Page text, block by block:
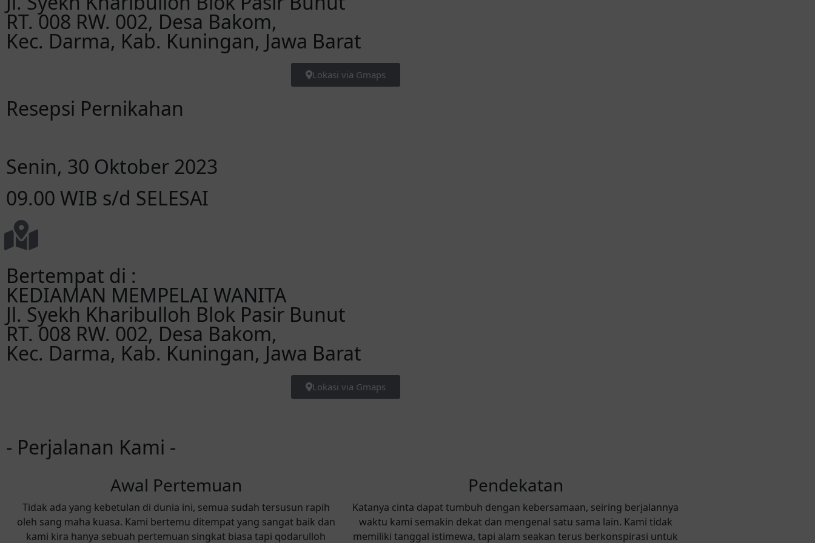
RT. 008 RW. 002, Desa Bakom,
Kec. Darma, Kab. Kuningan, Jawa Barat
Lokasi via Gmaps
Resepsi Pernikahan
Senin, 30 Oktober 2023
09.00 WIB s/d SELESAI
Bertempat di :
KEDIAMAN MEMPELAI WANITA
Jl. Syekh Kharibulloh Blok Pasir Bunut
RT. 008 RW. 002, Desa Bakom,
Kec. Darma, Kab. Kuningan, Jawa Barat
Lokasi via Gmaps
- Perjalanan Kami -
Awal Pertemuan
Tidak ada yang kebetulan di dunia ini, semua sudah tersusun rapih
oleh sang maha kuasa. Kami bertemu ditempat yang sangat baik dan
kami kira hanya sebuah pertemuan singkat biasa tapi qodarulloh
Pendekatan
Katanya cinta dapat tumbuh dengan kebersamaan, seiring berjalannya
waktu kami semakin dekat dan mengenal satu sama lain. Kami tidak
memiliki tanggal istimewa, tapi alam seakan terus berkonspirasi untuk